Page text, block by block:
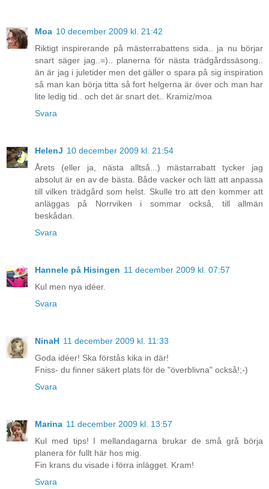
Moa 10 december 2009 kl. 21:42
Riktigt inspirerande på mästerrabattens sida.. ja nu börjar
snart säger jag..=).. planerna för nästa trädgårdssäsong..
än är jag i juletider men det gäller o spara på sig inspiration
så man kan börja titta så fort helgerna är över och man har
lite ledig tid.. och det är snart det.. Kramiz/moa
Svara
HelenJ 10 december 2009 kl. 21:54
Årets (eller ja, nästa alltså...) mästarrabatt tycker jag
absolut är en av de bästa. Både vacker och lätt att anpassa
till vilken trädgård som helst. Skulle tro att den kommer att
anläggas på Norrviken i sommar också, till allmän
beskådan.
Svara
Hannele på Hisingen 11 december 2009 kl. 07:57
Kul men nya idéer.
Svara
NinaH 11 december 2009 kl. 11:33
Goda idéer! Ska förstås kika in där!
Fniss- du finner säkert plats för de "överblivna" också!;-)
Svara
Marina 11 december 2009 kl. 13:57
Kul med tips! I mellandagarna brukar de små grå börja
planera för fullt här hos mig.
Fin krans du visade i förra inlägget. Kram!
Svara